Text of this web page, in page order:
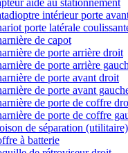
aide au stationnement
intérieur porte
porte latérale
de capot
de porte arrière droit
de porte arrière
de porte avant droit
de porte avant
de porte de coffre
de porte de coffre
de séparation (utilitaire)
à batterie